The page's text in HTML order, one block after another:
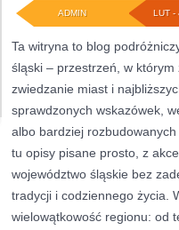
LUT -
ADMIN
Ta witryna to blog
śląski – przestrzeń, w którym
zwiedzanie miast i
sprawdzonych wskazówek,
albo bardziej
tu opisy pisane prosto, z
województwo śląskie bez
tradycji i codziennego życia.
wielowątkowość regionu: od